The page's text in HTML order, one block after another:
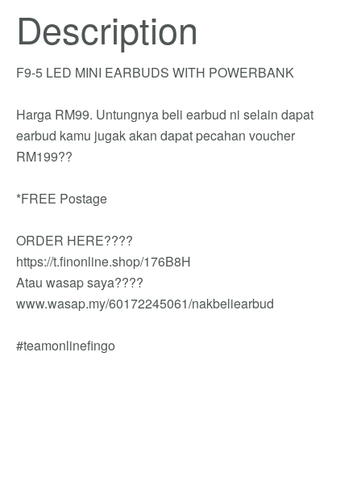
Description
F9-5 LED MINI EARBUDS WITH POWERBANK
Harga RM99. Untungnya beli earbud ni selain dapat
earbud kamu jugak akan dapat pecahan voucher
RM199??
*FREE Postage
ORDER HERE????
https://t.finonline.shop/176B8H
Atau wasap saya????
www.wasap.my/60172245061/nakbeliearbud
#teamonlinefingo